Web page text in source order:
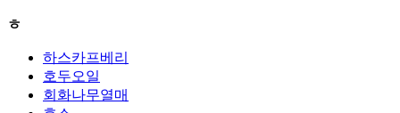
ㅎ
하스카프베리
호두오일
회화나무열매